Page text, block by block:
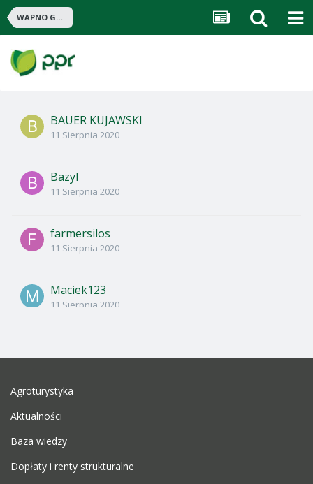
WAPNO GRANULOWANE KREDOWE
BAUER KUJAWSKI
11 Sierpnia 2020
Bazyl
11 Sierpnia 2020
farmersilos
11 Sierpnia 2020
Maciek123
11 Sierpnia 2020
11 Sierpnia 2020
11 Sierpnia 2020
nieruchomosci@ukr.net
11 Sierpnia 2020
Agroturystyka
Aktualności
Baza wiedzy
Dopłaty i renty strukturalne